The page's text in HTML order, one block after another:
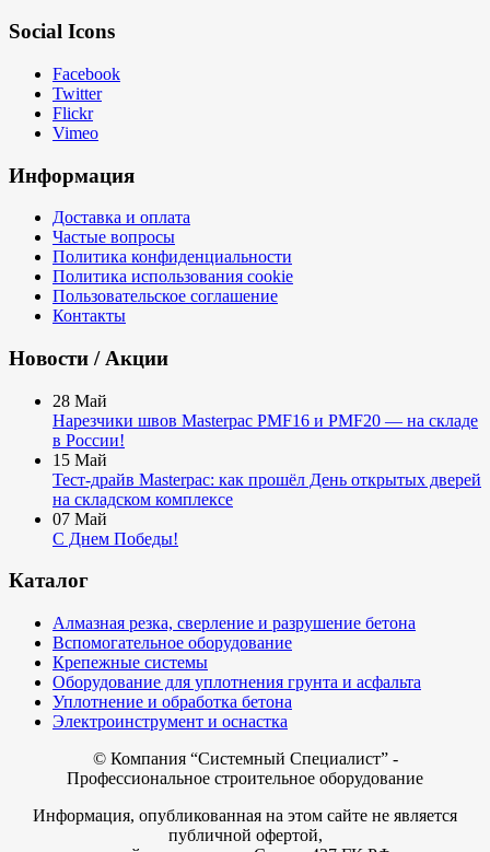
Social Icons
Facebook
Twitter
Flickr
Vimeo
Информация
Доставка и оплата
Частые вопросы
Политика конфиденциальности
Политика использования cookie
Пользовательское соглашение
Контакты
Новости / Акции
28 Май
Нарезчики швов Masterpac PMF16 и PMF20 — на складе
в России!
15 Май
Тест-драйв Masterpac: как прошёл День открытых дверей
на складском комплексе
07 Май
С Днем Победы!
Каталог
Алмазная резка, сверление и разрушение бетона
Вспомогательное оборудование
Крепежные системы
Оборудование для уплотнения грунта и асфальта
Уплотнение и обработка бетона
Электроинструмент и оснастка
© Компания “Системный Специалист” -
Профессиональное строительное оборудование
Информация, опубликованная на этом сайте не является
публичной офертой,